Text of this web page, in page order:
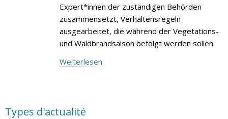
Expert*innen der zuständigen Behörden
zusammensetzt, Verhaltensregeln
ausgearbeitet, die während der Vegetations-
und Waldbrandsaison befolgt werden sollen.
Weiterlesen
Types d'actualité